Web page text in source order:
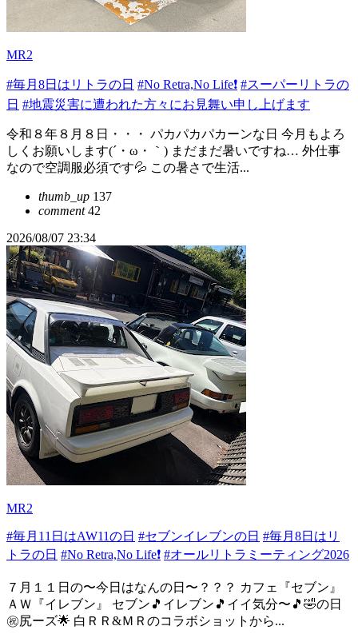
MR2
#毎月8日はリトラの日 #No Retra,No Life❗️ #スーパーリトラの
日 #地震災害に遭われた方々にお見舞い申し上げます
令和８年８月８日・・・ パカパカパカーンな日 今月もよろ
しくお願いします(´・ω・｀) まだまだ暑いですね… 外仕事
なので空調服必須です💦 この暑さで生活...
thumb_up 137
comment42
2026/08/07 23:34
MR2
#毎月11日はAW11の日 #セブンイレブンの日 #毎月8日はリ
トラの日 #No Retra,No Life❗️ #オールリトラミーティング2026
７月１１日の〜今日はなんの日〜？？？ カフェ『セブン』
ＡＷ『イレブン』 セブン🎵イレブン🎵イイ気分〜🎵🤣の日
㊗️尻ーズ🌟 白ＲＲ&ＭＲのコラボショットから...